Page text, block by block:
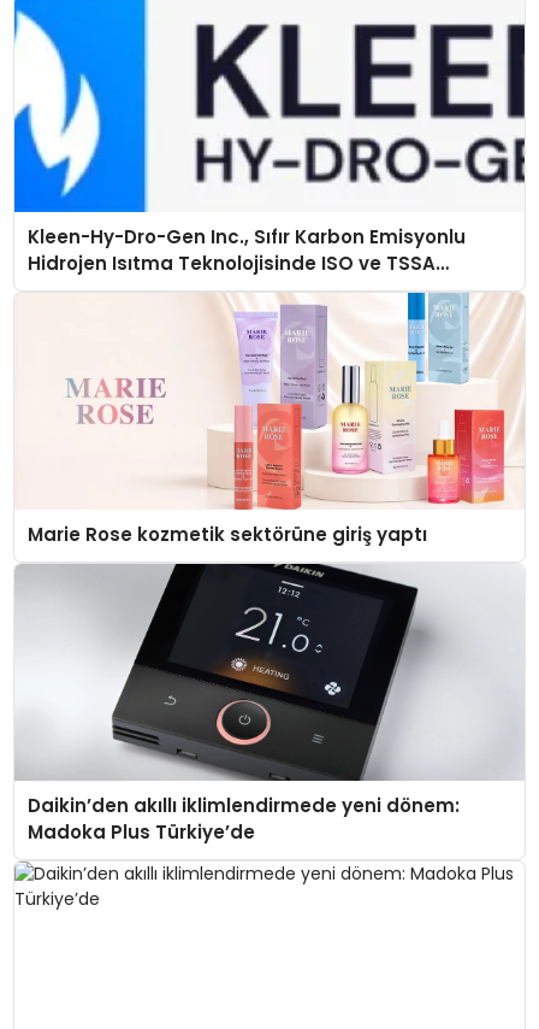
Kleen-Hy-Dro-Gen Inc., Sıfır Karbon Emisyonlu
Hidrojen Isıtma Teknolojisinde ISO ve TSSA
Düzenleyici Onaylarını Aldı
Marie Rose kozmetik sektörüne giriş yaptı
Daikin’den akıllı iklimlendirmede yeni dönem:
Madoka Plus Türkiye’de